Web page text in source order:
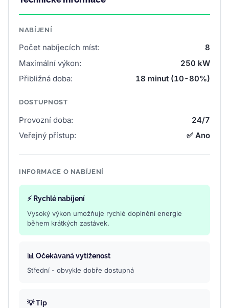
NABÍJENÍ
Počet nabíjecích míst:
8
Maximální výkon:
250 kW
Přibližná doba:
18 minut (10-80%)
DOSTUPNOST
Provozní doba:
24/7
Veřejný přístup:
✅ Ano
INFORMACE O NABÍJENÍ
⚡ Rychlé nabíjení
Vysoký výkon umožňuje rychlé doplnění energie
během krátkých zastávek.
📊 Očekávaná vytíženost
Střední - obvykle dobře dostupná
💡 Tip